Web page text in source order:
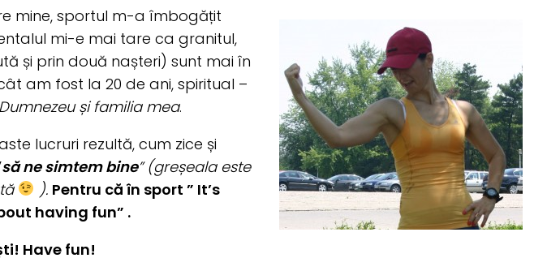
mine, sportul m-a îmbogățit
mi-e mai tare ca granitul,
și prin două nașteri) sunt mai în
am fost la 20 de ani, spiritual –
și familia mea.
lucruri rezultă, cum zice și
să ne simtem bine” (greșeala este
). Pentru că în sport ” It’s
having fun” .
Have fun!